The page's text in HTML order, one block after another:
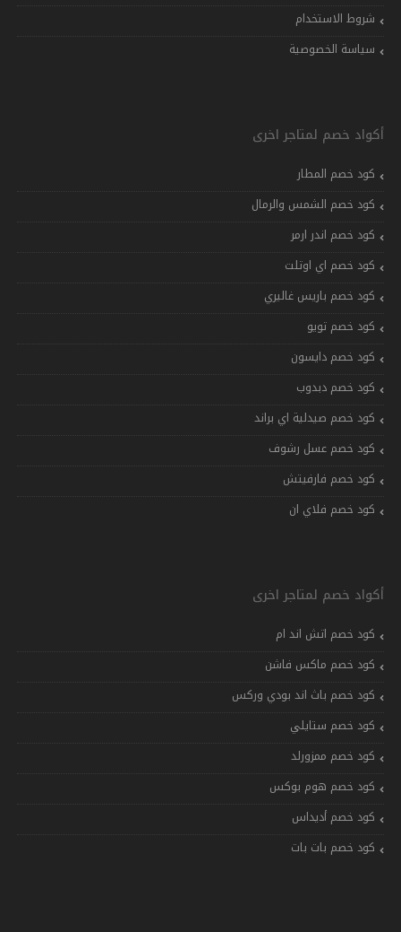
شروط الاستخدام
سياسة الخصوصية
أكواد خصم لمتاجر اخرى
كود خصم المطار
كود خصم الشمس والرمال
كود خصم اندر ارمر
كود خصم اي اوتلت
كود خصم باريس غاليري
كود خصم تويو
كود خصم دايسون
كود خصم دبدوب
كود خصم صيدلية اي براند
كود خصم عسل رشوف
كود خصم فارفيتش
كود خصم فلاي ان
أكواد خصم لمتاجر اخرى
كود خصم اتش اند ام
كود خصم ماكس فاشن
كود خصم باث اند بودي وركس
كود خصم ستايلي
كود خصم ممزورلد
كود خصم هوم بوكس
كود خصم أديداس
كود خصم بات بات